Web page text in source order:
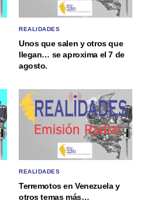
REALIDADES
Unos que salen y otros que
llegan… se aproxima el 7 de
agosto.
REALIDADES
Terremotos en Venezuela y
otros temas más…